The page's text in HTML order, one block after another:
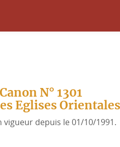
Canon N° 1301
Eglises
vigueur depuis le 01/10/1991.